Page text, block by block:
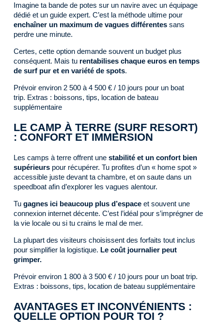
Imagine ta bande de potes sur un navire avec un équipage
dédié et un guide expert. C’est la méthode ultime pour
enchaîner un maximum de vagues différentes sans
perdre une minute.
Certes, cette option demande souvent un budget plus
conséquent. Mais tu rentabilises chaque euros en temps
de surf pur et en variété de spots.
Prévoir environ 2 500 à 4 500 € / 10 jours pour un boat
trip. Extras : boissons, tips, location de bateau
supplémentaire
LE CAMP À TERRE (SURF RESORT)
: CONFORT ET IMMERSION
Les camps à terre offrent une stabilité et un confort bien
supérieurs pour récupérer. Tu profites d’un « home spot »
accessible juste devant ta chambre, et on saute dans un
speedboat afin d’explorer les vagues alentour.
Tu gagnes ici beaucoup plus d’espace et souvent une
connexion internet décente. C’est l’idéal pour s’imprégner de
la vie locale ou si tu crains le mal de mer.
La plupart des visiteurs choisissent des forfaits tout inclus
pour simplifier la logistique. Le coût journalier peut
grimper.
Prévoir environ 1 800 à 3 500 € / 10 jours pour un boat trip.
Extras : boissons, tips, location de bateau supplémentaire
AVANTAGES ET INCONVÉNIENTS :
QUELLE OPTION POUR TOI ?